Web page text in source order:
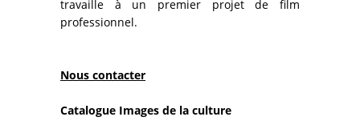
travaille à un premier projet de film
professionnel.
Nous contacter
Catalogue Images de la culture